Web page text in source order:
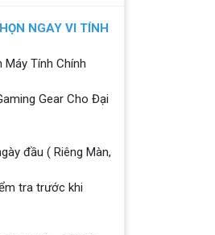
NGAY VI TÍNH
Máy Tính Chính
Gear Cho Đại
đầu ( Riêng Màn,
tra trước khi